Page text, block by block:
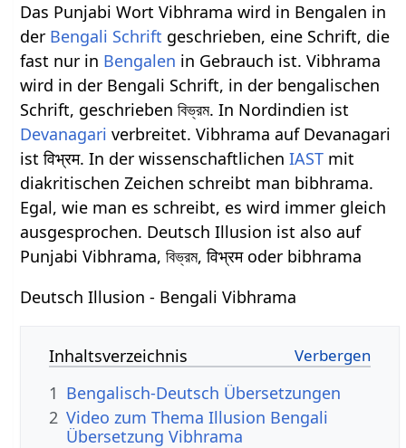
Das Punjabi Wort Vibhrama wird in Bengalen in
der Bengali Schrift geschrieben, eine Schrift, die
fast nur in Bengalen in Gebrauch ist. Vibhrama
wird in der Bengali Schrift, in der bengalischen
Schrift, geschrieben বিভ্রম. In Nordindien ist
Devanagari verbreitet. Vibhrama auf Devanagari
ist विभ्रम. In der wissenschaftlichenIAST mit
diakritischen Zeichen schreibt man bibhrama.
Egal, wie man es schreibt, es wird immer gleich
ausgesprochen. Deutsch Illusion ist also auf
Punjabi Vibhrama, বিভ্রম, विभ्रम oder bibhrama
Deutsch Illusion - Bengali Vibhrama
Inhaltsverzeichnis
1 Bengalisch-Deutsch Übersetzungen
2 Video zum Thema Illusion Bengali
Übersetzung Vibhrama